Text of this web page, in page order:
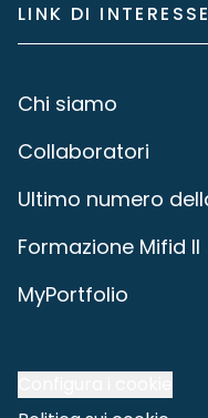
LINK DI INTERESSE
Chi siamo
Collaboratori
Ultimo numero
Formazione Mifid II
MyPortfolio